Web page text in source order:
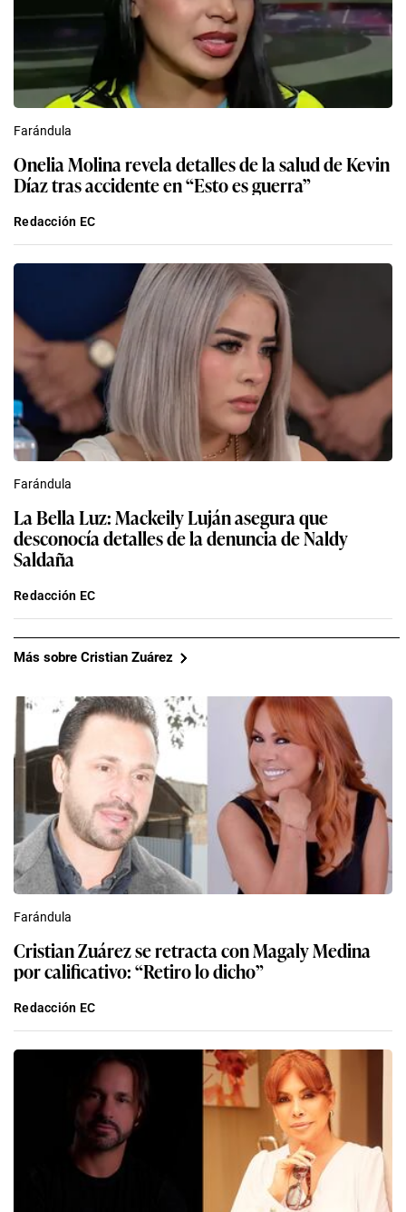
Farándula
Onelia Molina revela detalles de la salud de Kevin
Díaz tras accidente en “Esto es guerra”
Redacción EC
Farándula
La Bella Luz: Mackeily Luján asegura que
desconocía detalles de la denuncia de Naldy
Saldaña
Redacción EC
Más sobre Cristian Zuárez
Farándula
Cristian Zuárez se retracta con Magaly Medina
por calificativo: “Retiro lo dicho”
Redacción EC